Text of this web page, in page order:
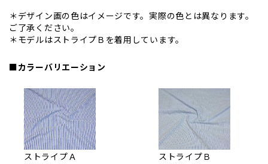
＊デザイン画の色はイメージです。実際の色とは異なります。
ご了承ください。
＊モデルはストライプＢを着用しています。
■カラーバリエーション
ストライプＡ
ストライプＢ